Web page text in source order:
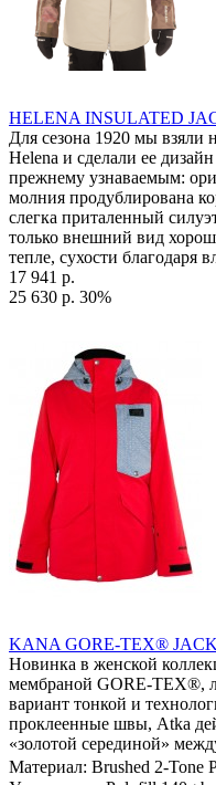
HELENA INSULATED
Для сезона 1920 мы
Helena и сделали ее
прежнему узнаваемым:
молния продублирована
слегка приталенный
только внешний вид
тепле, сухости благодаря
17 941 р.
25 630 р. 30%
KANA GORE-TEX®
Новинка в женской
мембраной GORE-TEX®,
вариант тонкой и
проклеенные швы, Atka
«золотой серединой»
Материал: Brushed 2-